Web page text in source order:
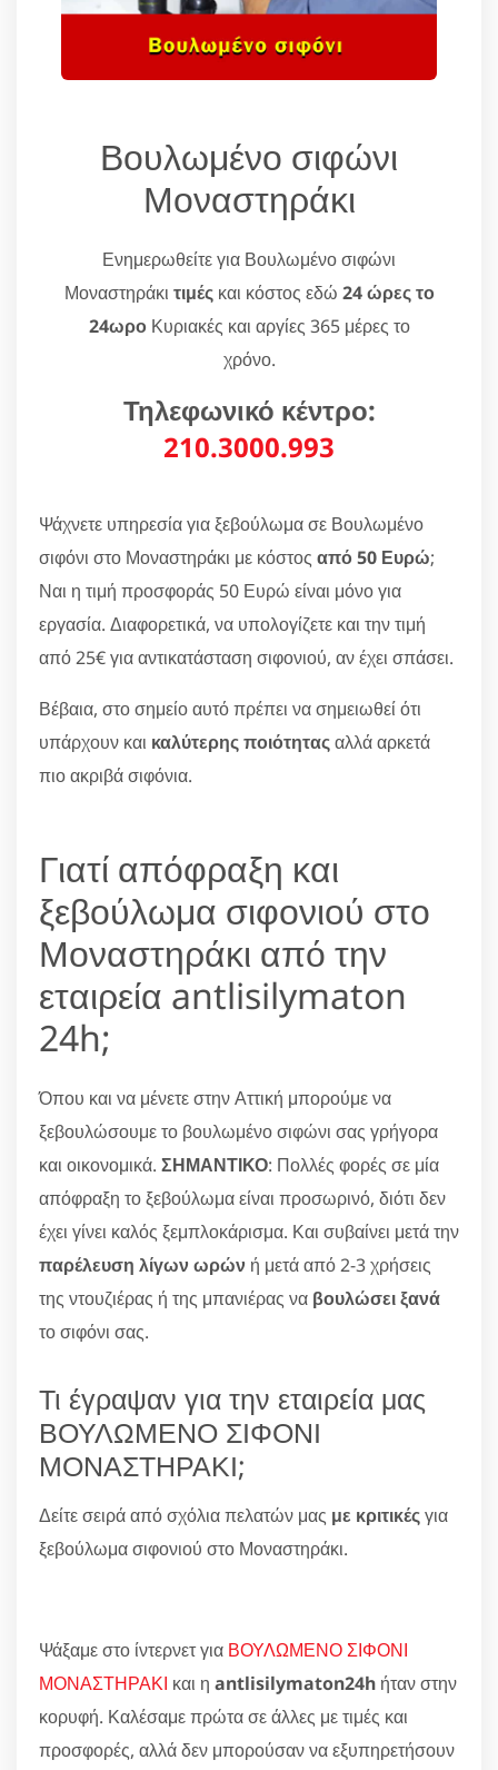
Βουλωμένο σιφώνι
Μοναστηράκι
Ενημερωθείτε για Βουλωμένο σιφώνι
Μοναστηράκι τιμέςκαι κόστος εδώ 24 ώρες το
24ωροΚυριακές και αργίες 365 μέρες το
χρόνο.
Τηλεφωνικό κέντρο:
210.3000.993
Ψάχνετε υπηρεσία για ξεβούλωμα σε Βουλωμένο
σιφόνι στο Μοναστηράκι με κόστος από 50 Ευρώ;
Ναι η τιμή προσφοράς 50 Ευρώ είναι μόνο για
εργασία. Διαφορετικά, να υπολογίζετε και την τιμή
από 25€ για αντικατάσταση σιφονιού, αν έχει σπάσει.
Βέβαια, στο σημείο αυτό πρέπει να σημειωθεί ότι
υπάρχουν και καλύτερης ποιότηταςαλλά αρκετά
πιο ακριβά σιφόνια.
Γιατί απόφραξη και
ξεβούλωμα σιφονιού στο
Μοναστηράκι από την
εταιρεία antlisilymaton
24h;
Όπου και να μένετε στην Αττική μπορούμε να
ξεβουλώσουμε το βουλωμένο σιφώνι σας γρήγορα
και οικονομικά. ΣΗΜΑΝΤΙΚΟ: Πολλές φορές σε μία
απόφραξη το ξεβούλωμα είναι προσωρινό, διότι δεν
έχει γίνει καλός ξεμπλοκάρισμα. Και συβαίνει μετά την
παρέλευση λίγων ωρών ή μετά από 2-3 χρήσεις
της ντουζιέρας ή της μπανιέρας να βουλώσει ξανά
το σιφόνι σας.
Τι έγραψαν για την εταιρεία μας
ΒΟΥΛΩΜΕΝΟ ΣΙΦΟΝΙ
ΜΟΝΑΣΤΗΡΑΚΙ;
Δείτε σειρά από σχόλια πελατών μας με κριτικέςγια
ξεβούλωμα σιφονιού στο Μοναστηράκι.
Ψάξαμε στο ίντερνετ για ΒΟΥΛΩΜΕΝΟ ΣΙΦΟΝΙ
ΜΟΝΑΣΤΗΡΑΚΙ και η antlisilymaton24h ήταν στην
κορυφή. Καλέσαμε πρώτα σε άλλες με τιμές και
προσφορές, αλλά δεν μπορούσαν να εξυπηρετήσουν